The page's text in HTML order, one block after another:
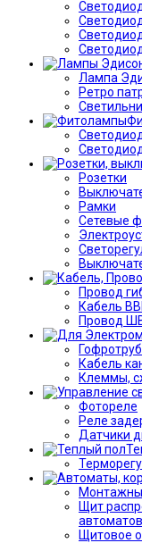
Лампа
Ретро
Розетки
Рамки
Сетевые
Провод
Кабель
Провод
Кабель
Клеммы,
Фотореле
Реле
Датчики
Щит
автоматов
Щитовое